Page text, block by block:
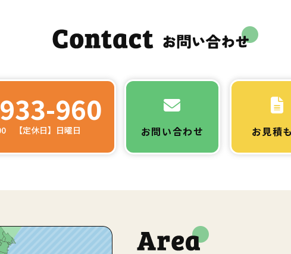
960
【定休日】日曜日 お問い合わせ お見積